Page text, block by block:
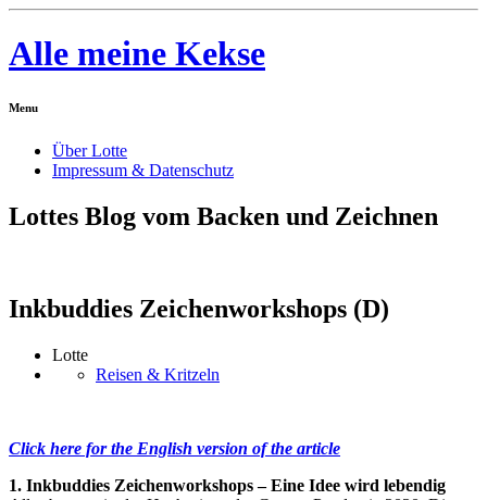
Alle meine Kekse
Menu
Über Lotte
Impressum & Datenschutz
Lottes Blog vom Backen und Zeichnen
Inkbuddies Zeichenworkshops (D)
Lotte
Reisen & Kritzeln
Click here for the English version of the article
1. Inkbuddies Zeichenworkshops – Eine Idee wird lebendig